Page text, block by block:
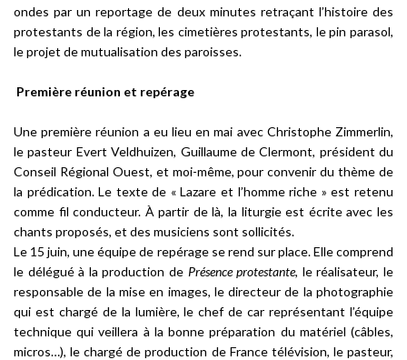
ondes par un reportage de deux minutes retraçant l’histoire des
protestants de la région, les cimetières protestants, le pin parasol,
le projet de mutualisation des paroisses.
Première réunion et repérage
Une première réunion a eu lieu en mai avec Christophe Zimmerlin,
le pasteur Evert Veldhuizen, Guillaume de Clermont, président du
Conseil Régional Ouest, et moi-même, pour convenir du thème de
la prédication. Le texte de « Lazare et l’homme riche » est retenu
comme fil conducteur. À partir de là, la liturgie est écrite avec les
chants proposés, et des musiciens sont sollicités.
Le 15 juin, une équipe de repérage se rend sur place. Elle comprend
le délégué à la production de Présence protestante, le réalisateur, le
responsable de la mise en images, le directeur de la photographie
qui est chargé de la lumière, le chef de car représentant l’équipe
technique qui veillera à la bonne préparation du matériel (câbles,
micros…), le chargé de production de France télévision, le pasteur,